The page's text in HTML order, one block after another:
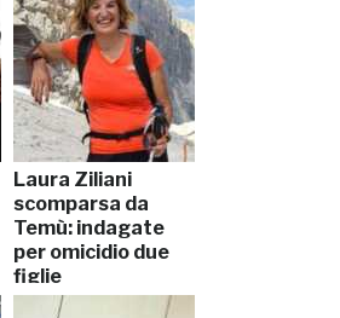
Laura Ziliani
scomparsa da
Temù: indagate
per omicidio due
figlie